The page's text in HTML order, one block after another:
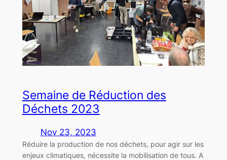
Semaine de Réduction des
Déchets 2023
Nov 23, 2023
Réduire la production de nos déchets, pour agir sur les
enjeux climatiques, nécessite la mobilisation de tous. A